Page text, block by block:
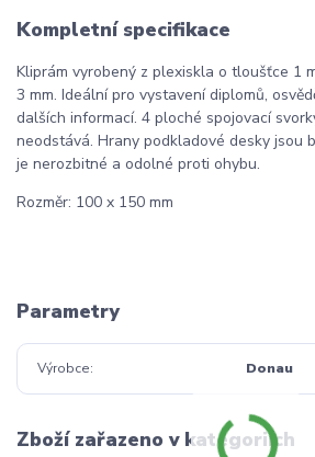
Kompletní specifikace
Kliprám vyrobený z plexiskla o tloušťce 1
3 mm. Ideální pro vystavení diplomů,
dalších informací. 4 ploché spojovací
neodstává. Hrany podkladové desky jsou
je nerozbitné a odolné proti ohybu.
Rozměr: 100 x 150 mm
Parametry
Výrobce Donau
Zboží zařazeno v kategoriích